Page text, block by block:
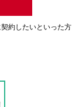
約したいといった方